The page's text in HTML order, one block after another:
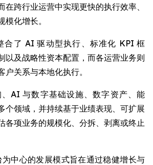
在跨行业运营中实现更快的执行效率、
化增长。
合了 AI 驱动型执行、标准化 KPI 框
以及战略性资本配置，而各运营业务则
关系与本地化执行。
AI 与数字基础设施、数字资产、能
个领域，并持续基于业绩表现、可扩展
各项业务的规模化、分拆、剥离或终止
中心的发展模式旨在通过稳健增长与